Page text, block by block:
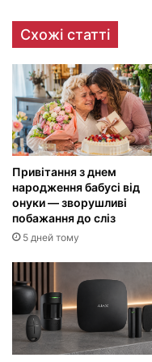
Схожі статті
Привітання з днем
народження бабусі від
онуки — зворушливі
побажання до сліз
5 дней тому